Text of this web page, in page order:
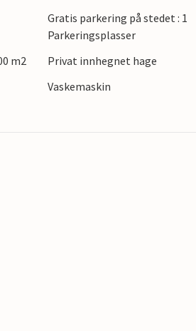
romerske amfiteater. Spaser
eller nyt en espresso på
Gratis parkering på stedet : 1
Parkeringsplasser
m2
Privat innhegnet hage
Vaskemaskin